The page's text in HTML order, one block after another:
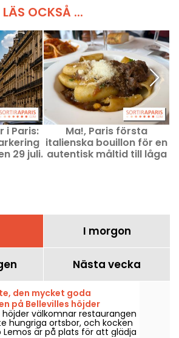
LÄS OCKSÅ ...
i Paris:
29 juli.
Ma!, Paris första
italienska bouillon för en
autentisk måltid till låga
I morgon
Nästa vecka
den mycket goda
på Bellevilles höjder
höjder välkomnar restaurangen
hungriga ortsbor, och kocken
Lemos är på plats för att glädja